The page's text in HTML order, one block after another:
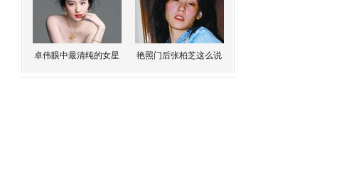
卓伟眼中最清纯的女星 艳照门后张柏芝这么说